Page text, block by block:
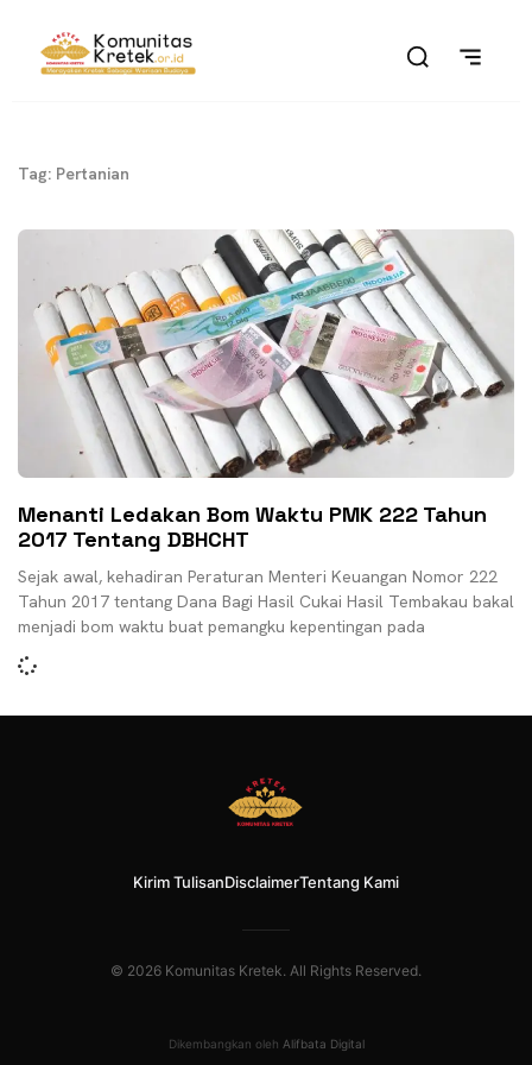
Tag: Pertanian
Menanti Ledakan Bom Waktu PMK 222 Tahun
2017 Tentang DBHCHT
Sejak awal, kehadiran Peraturan Menteri Keuangan Nomor 222
Tahun 2017 tentang Dana Bagi Hasil Cukai Hasil Tembakau bakal
menjadi bom waktu buat pemangku kepentingan pada
Kirim TulisanDisclaimerTentang Kami
© 2026 Komunitas Kretek. All Rights Reserved.
Dikembangkan oleh Alifbata Digital